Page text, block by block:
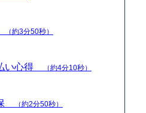
（約3分50秒）
い心得 （約4分10秒）
（約2分50秒）